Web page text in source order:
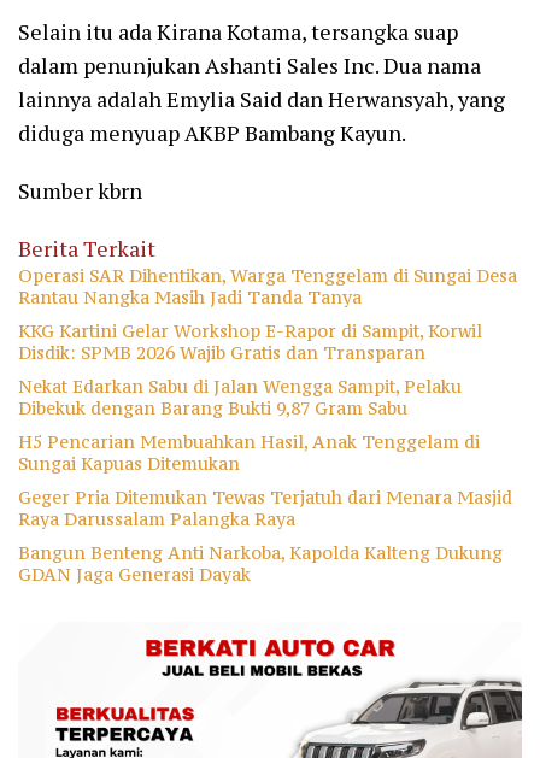
Selain itu ada Kirana Kotama, tersangka suap
dalam penunjukan Ashanti Sales Inc. Dua nama
lainnya adalah Emylia Said dan Herwansyah, yang
diduga menyuap AKBP Bambang Kayun.
Sumber kbrn
Berita Terkait
Operasi SAR Dihentikan, Warga Tenggelam di Sungai Desa
Rantau Nangka Masih Jadi Tanda Tanya
KKG Kartini Gelar Workshop E-Rapor di Sampit, Korwil
Disdik: SPMB 2026 Wajib Gratis dan Transparan
Nekat Edarkan Sabu di Jalan Wengga Sampit, Pelaku
Dibekuk dengan Barang Bukti 9,87 Gram Sabu
H5 Pencarian Membuahkan Hasil, Anak Tenggelam di
Sungai Kapuas Ditemukan
Geger Pria Ditemukan Tewas Terjatuh dari Menara Masjid
Raya Darussalam Palangka Raya
Bangun Benteng Anti Narkoba, Kapolda Kalteng Dukung
GDAN Jaga Generasi Dayak